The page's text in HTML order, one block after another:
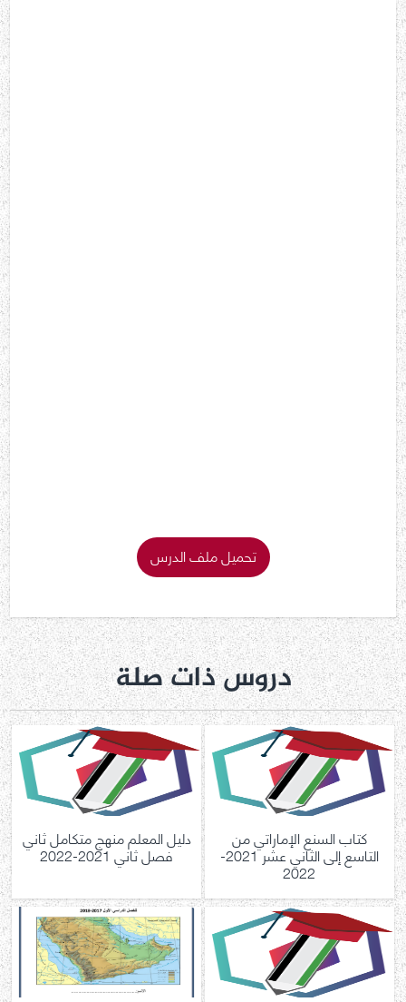
تحميل ملف الدرس
دروس ذات صلة
كتاب السنع الإماراتي من
التاسع إلى الثاني عشر 2021-
2022
دليل المعلم منهج متكامل ثاني
فصل ثاني 2021-2022